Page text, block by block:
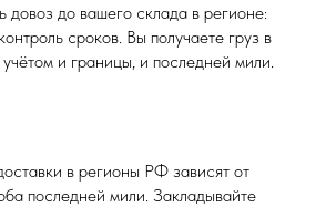
довоз до вашего склада в регионе:
сроков. Вы получаете груз в
и границы, и последней мили.
в регионы РФ зависят от
последней мили. Закладывайте